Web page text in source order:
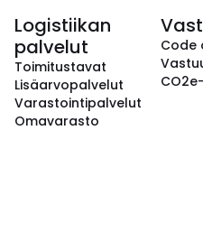
Logistiikan
palvelut
Toimitustavat
Lisäarvopalvelut
Varastointipalvelut
Omavarasto
Code